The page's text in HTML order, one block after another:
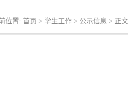
位置: 首页 > 学生工作 > 公示信息 > 正文